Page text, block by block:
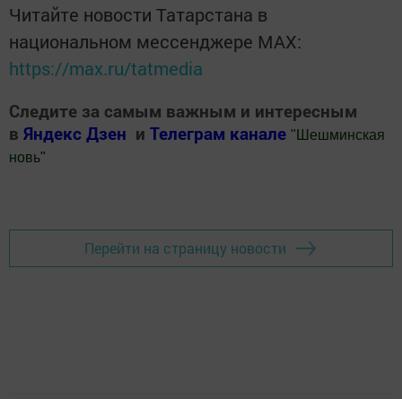
Читайте новости Татарстана в
национальном мессенджере MАХ:
https://max.ru/tatmedia
Следите за самым важным и интересным
в Яндекс Дзен и Телеграм канале " Шешминская
новь"
Перейти на страницу новости